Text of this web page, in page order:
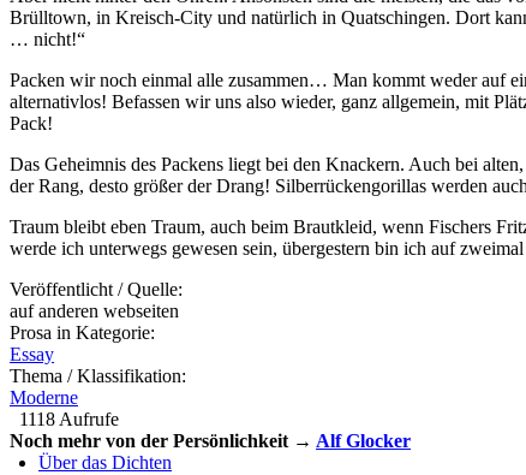
Brülltown, in Kreisch-City und natürlich in Quatschingen. Dort
… nicht!“
Packen wir noch einmal alle zusammen… Man kommt weder auf
alternativlos! Befassen wir uns also wieder, ganz allgemein, mit
Pack!
Das Geheimnis des Packens liegt bei den Knackern. Auch bei
der Rang, desto größer der Drang! Silberrückengorillas werden
Traum bleibt eben Traum, auch beim Brautkleid, wenn Fischers
werde ich unterwegs gewesen sein, übergestern bin ich auf
Veröffentlicht / Quelle:
auf anderen webseiten
Prosa in Kategorie:
Essay
Thema / Klassifikation:
Moderne
1118 Aufrufe
Noch mehr von der Persönlichkeit → Alf Glocker
Über das Dichten